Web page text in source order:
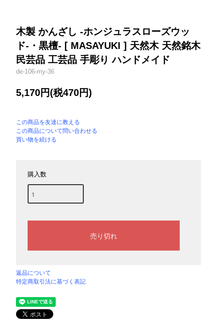
木製 かんざし -ホンジュラスローズウッ
ド-・黒檀- [ MASAYUKI ] 天然木 天然銘木
民芸品 工芸品 手彫り ハンドメイド
de-106-my-36
5,170円(税470円)
この商品を友達に教える
この商品について問い合わせる
買い物を続ける
購入数
返品について
特定商取引法に基づく表記